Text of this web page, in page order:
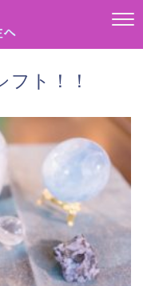
フト！！